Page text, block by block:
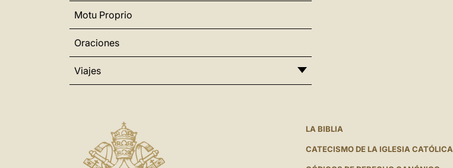
Motu Proprio
Oraciones
Viajes
LA BIBLIA
CATECISMO DE LA IGLESIA CATÓLICA